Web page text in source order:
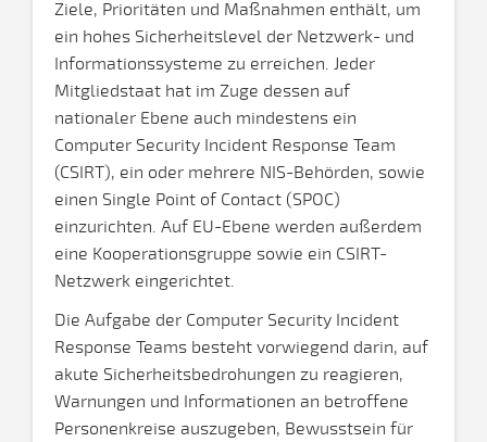
Ziele, Prioritäten und Maßnahmen enthält, um
ein hohes Sicherheitslevel der Netzwerk- und
Informationssysteme zu erreichen. Jeder
Mitgliedstaat hat im Zuge dessen auf
nationaler Ebene auch mindestens ein
Computer Security Incident Response Team
(CSIRT), ein oder mehrere NIS-Behörden, sowie
einen Single Point of Contact (SPOC)
einzurichten. Auf EU-Ebene werden außerdem
eine Kooperationsgruppe sowie ein CSIRT-
Netzwerk eingerichtet.
Die Aufgabe der Computer Security Incident
Response Teams besteht vorwiegend darin, auf
akute Sicherheitsbedrohungen zu reagieren,
Warnungen und Informationen an betroffene
Personenkreise auszugeben, Bewusstsein für